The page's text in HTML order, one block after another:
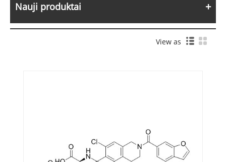
Nauji produktai
View as